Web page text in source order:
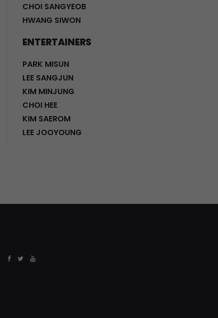
CHOI SANGYEOB
HWANG SIWON
ENTERTAINERS
PARK MISUN
LEE SANGJUN
KIM MINJUNG
CHOI HEE
KIM SAEROM
LEE JOOYOUNG